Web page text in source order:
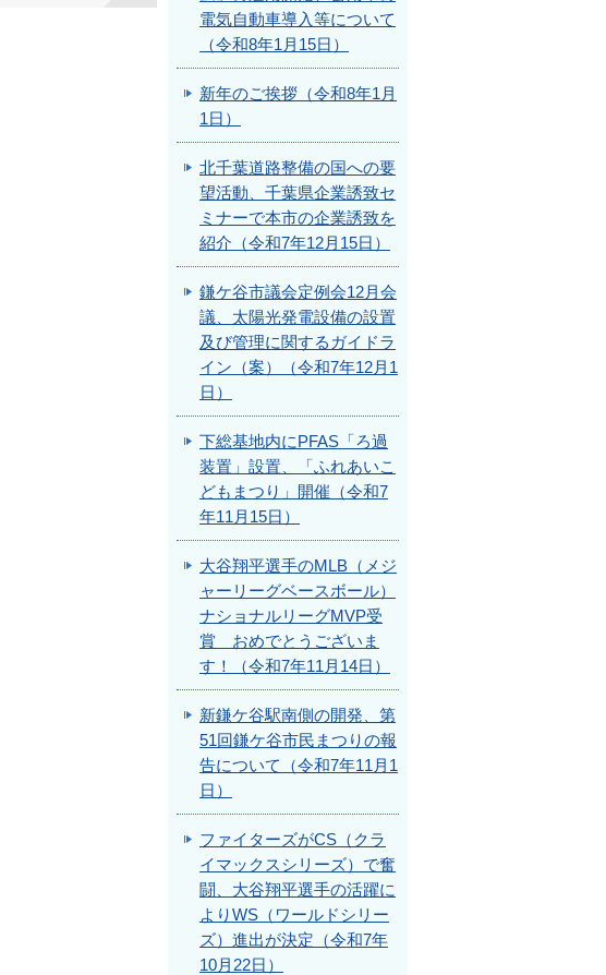
電気自動車導入等について
（令和8年1月15日）
新年のご挨拶（令和8年1月
1日）
北千葉道路整備の国への要
望活動、千葉県企業誘致セ
ミナーで本市の企業誘致を
紹介（令和7年12月15日）
鎌ケ谷市議会定例会12月会
議、太陽光発電設備の設置
及び管理に関するガイドラ
イン（案）（令和7年12月1
日）
下総基地内にPFAS「ろ過
装置」設置、「ふれあいこ
どもまつり」開催（令和7
年11月15日）
大谷翔平選手のMLB（メジ
ャーリーグベースボール）
ナショナルリーグMVP受
賞 おめでとうございま
す！（令和7年11月14日）
新鎌ケ谷駅南側の開発、第
51回鎌ケ谷市民まつりの報
告について（令和7年11月1
日）
ファイターズがCS（クラ
イマックスシリーズ）で奮
闘、大谷翔平選手の活躍に
よりWS（ワールドシリー
ズ）進出が決定（令和7年
10月22日）